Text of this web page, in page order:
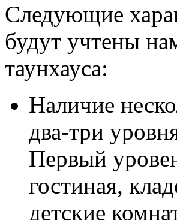
Следующие
будут учтены
таунхауса:
Наличие
два-три
Первый
гостиная,
детские